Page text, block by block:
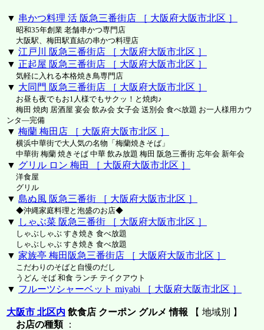
▼ 串かつ料理 活 阪急三番街店 ［ 大阪府大阪市北区 ］
昭和35年創業 老舗串かつ専門店
大阪駅、梅田駅直結の串かつ料理店
▼ 江戸川 阪急三番街店 ［ 大阪府大阪市北区 ］
▼ 正起屋 阪急三番街店 ［ 大阪府大阪市北区 ］
気軽に入れる本格焼き鳥専門店
▼ 大同門 阪急三番街店 ［ 大阪府大阪市北区 ］
お昼も夜でもお1人様でもサクッ！と焼肉♪
梅田 焼肉 居酒屋 宴会 飲み会 女子会 送別会 食べ放題 お一人様用カウ
ンタ―完備
▼ 梅蘭 梅田店 ［ 大阪府大阪市北区 ］
横浜中華街で大人気の名物「梅蘭焼きそば」
中華街 梅蘭 焼きそば 中華 飲み放題 梅田 阪急三番街 忘年会 新年会
▼ グリル ロン 梅田 ［ 大阪府大阪市北区 ］
洋食屋
グリル
▼ 島ぬ風 阪急三番街 ［ 大阪府大阪市北区 ］
◆沖縄家庭料理と泡盛のお店◆
▼ しゃぶ菜 阪急三番街 ［ 大阪府大阪市北区 ］
しゃぶしゃぶ すき焼き 食べ放題
しゃぶしゃぶ すき焼き 食べ放題
▼ 家族亭 梅田阪急三番街店 ［ 大阪府大阪市北区 ］
こだわりのそばと自慢のだし
うどん そば 和食 ランチ テイクアウト
▼ フルーツシャーベット miyabi ［ 大阪府大阪市北区 ］
大阪市 北区内 飲食店 クーポン グルメ 情報 【 地域別 】
お店の種類：